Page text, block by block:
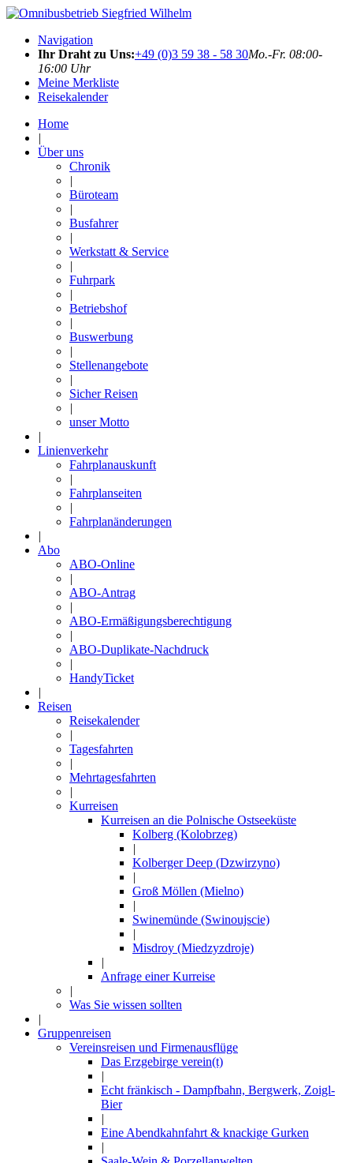
Navigation
Ihr Draht zu Uns:+49 (0)3 59 38 - 58 30Mo.-Fr. 08:00-
16:00 Uhr
Meine Merkliste
Reisekalender
Home
|
Über uns
Chronik
|
Büroteam
|
Busfahrer
|
Werkstatt & Service
|
Fuhrpark
|
Betriebshof
|
Buswerbung
|
Stellenangebote
|
Sicher Reisen
|
unser Motto
|
Linienverkehr
Fahrplanauskunft
|
Fahrplanseiten
|
Fahrplanänderungen
|
Abo
ABO-Online
|
ABO-Antrag
|
ABO-Ermäßigungsberechtigung
|
ABO-Duplikate-Nachdruck
|
HandyTicket
|
Reisen
Reisekalender
|
Tagesfahrten
|
Mehrtagesfahrten
|
Kurreisen
Kurreisen an die Polnische Ostseeküste
Kolberg (Kolobrzeg)
|
Kolberger Deep (Dzwirzyno)
|
Groß Möllen (Mielno)
|
Swinemünde (Swinoujscie)
|
Misdroy (Miedzyzdroje)
|
Anfrage einer Kurreise
|
Was Sie wissen sollten
|
Gruppenreisen
Vereinsreisen und Firmenausflüge
Das Erzgebirge verein(t)
|
Echt fränkisch - Dampfbahn, Bergwerk, Zoigl-
Bier
|
Eine Abendkahnfahrt & knackige Gurken
|